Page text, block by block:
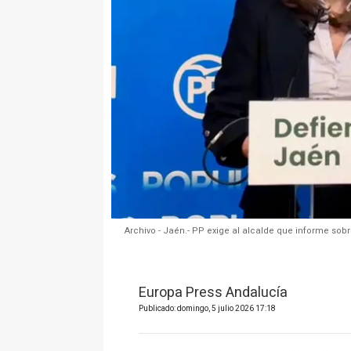
Archivo - Jaén.- PP exige al alcalde que informe
Europa Press Andalucía
Publicado: domingo, 5 julio 2026 17:18